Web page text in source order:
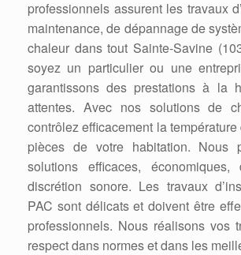
professionnels assurent les travaux
maintenance, de dépannage de
chaleur dans tout Sainte-Savine
soyez un particulier ou une
garantissons des prestations à la
attentes. Avec nos solutions de
contrôlez efficacement la
pièces de votre habitation. Nous
solutions efficaces, économiques,
discrétion sonore. Les travaux
PAC sont délicats et doivent être
professionnels. Nous réalisons vos
respect dans normes et dans les